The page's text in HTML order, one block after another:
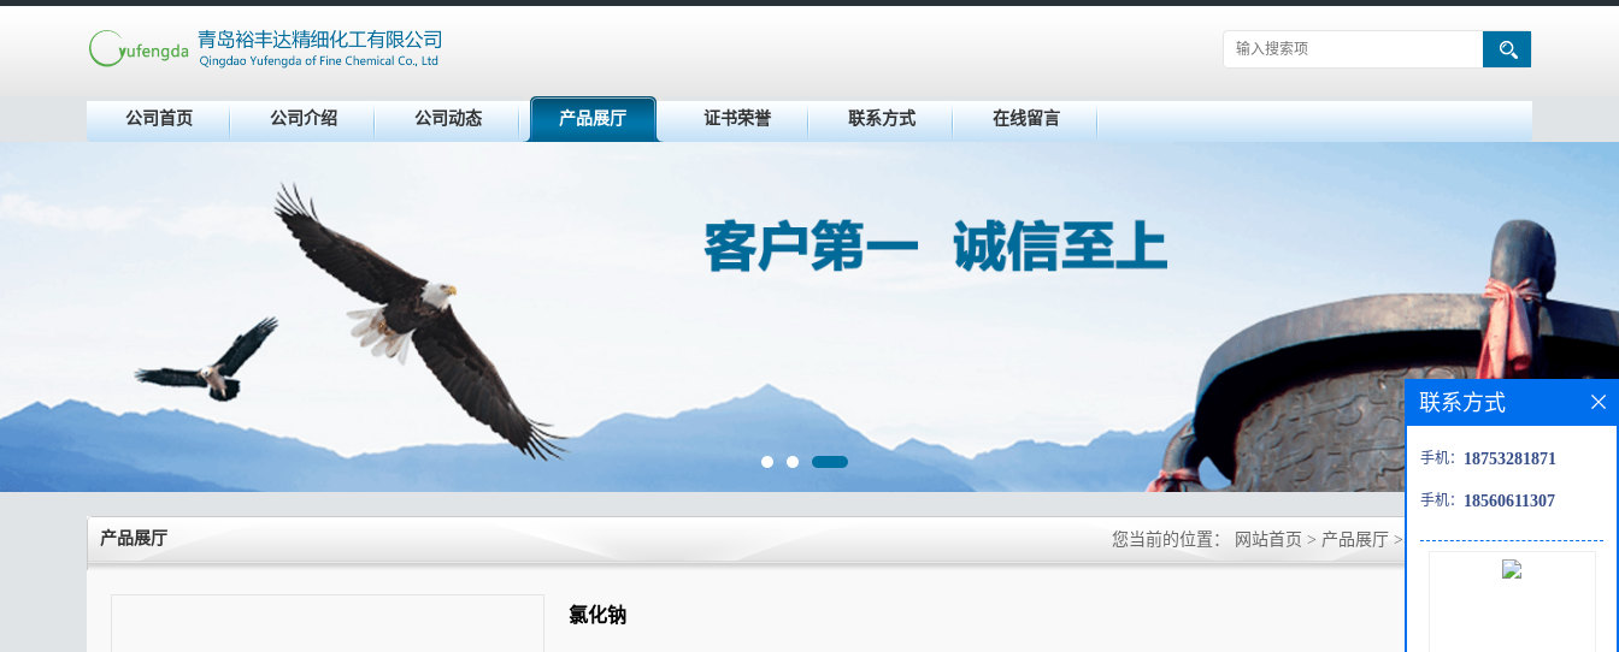
公司首页 公司介绍 公司动态 产品展厅 证书荣誉 联系方式 在线留言
产品展厅 您当前的位置： 网站首页 > 产品展厅 >氯化物>氯化钠
氯化钠
联系方式
手机： 18753281871
手机： 18560611307